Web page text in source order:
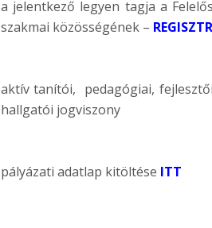
a jelentkező legyen tagja a
szakmai közösségének –
aktív tanítói, pedagógiai,
hallgatói jogviszony
pályázati adatlap kitöltése ITT